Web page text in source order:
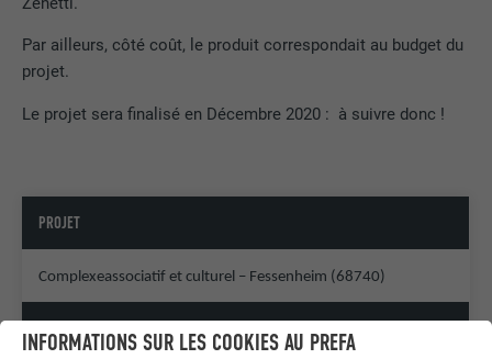
Par ailleurs, côté coût, le produit correspondait au budget du
projet.
Le projet sera finalisé en Décembre 2020 : à suivre donc !
PROJET
Complexeassociatif et culturel – Fessenheim (68740)
INFORMATIONS SUR LES COOKIES AU PREFA